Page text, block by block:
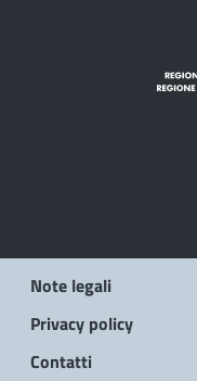
Note legali
Privacy policy
Contatti